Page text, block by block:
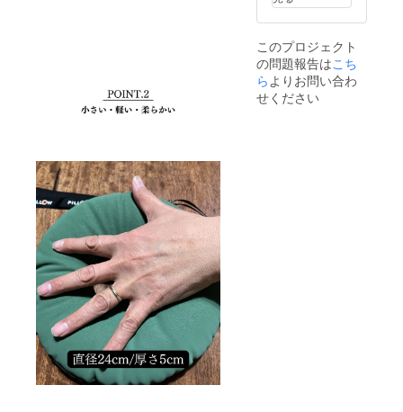
況、製
造工程
合等に
より出
荷時期
が遅れ
る場合
もござ
いま
デザイ
ン・仕
様は変
更にな
る可能
このプロジェクト
の問題報告はこち
ら よりお問い合わ
せください